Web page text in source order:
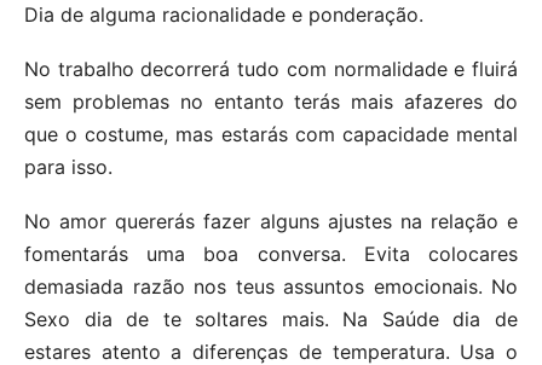
Dia de alguma racionalidade e ponderação.
No trabalho decorrerá tudo com normalidade e fluirá
sem problemas no entanto terás mais afazeres do
que o costume, mas estarás com capacidade mental
para isso.
No amor quererás fazer alguns ajustes na relação e
fomentarás uma boa conversa. Evita colocares
demasiada razão nos teus assuntos emocionais. No
Sexo dia de te soltares mais. Na Saúde dia de
estares atento a diferenças de temperatura. Usa o